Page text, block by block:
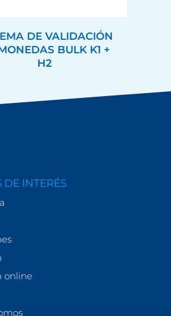
DE VALIDACIÓN
BULK K1 +
H2
DE INTERÉS
online